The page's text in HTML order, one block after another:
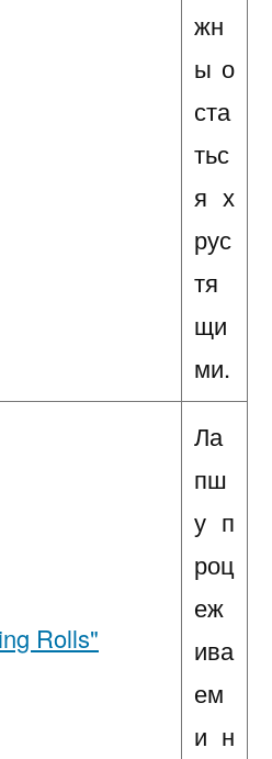
жн
ы о
ста
тьс
я х
рус
тя
щи
ми.
Ла
пш
у п
роц
еж
ива
ем
и н